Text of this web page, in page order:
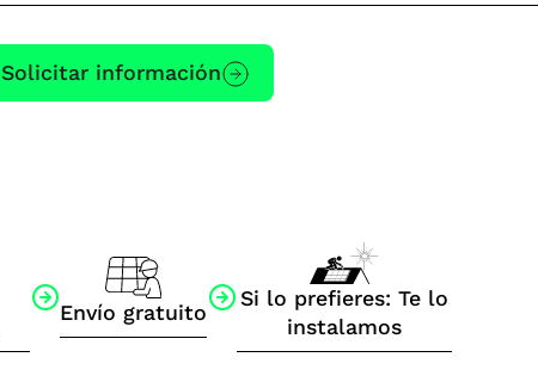
Solicitar información
Envío gratuito
Si lo prefieres: Te lo
instalamos